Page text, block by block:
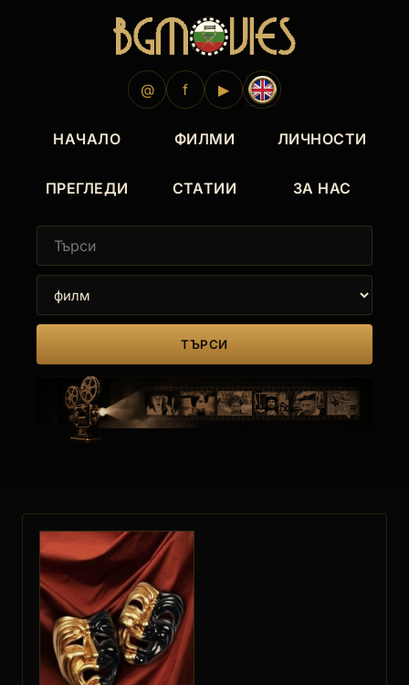
@ f ▶
НАЧАЛО ФИЛМИ ЛИЧНОСТИ
ПРЕГЛЕДИ СТАТИИ ЗА НАС
ТЪРСИ